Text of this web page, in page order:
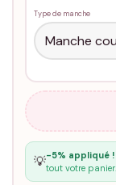
Type de manche
💡-5% appliqué !
tout votre panier.